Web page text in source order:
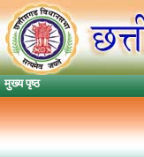
मुख्य पृष्ठ